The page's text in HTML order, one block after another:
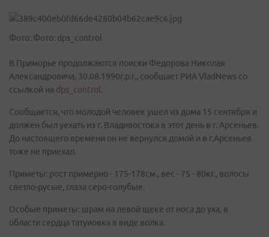
Фото: Фото: dps_control
В Приморье продолжаются поиски Федорова Николая
Александровича, 30.08.1990г.р.г., сообщает РИА VladNews со
ссылкой на dps_control .
Сообщается, что молодой человек ушел из дома 15 сентября и
должен был уехать из г. Владивостока в этот день в г. Арсеньев.
До настоящего времени он не вернулся домой и в г.Арсеньев
тоже не приехал.
Приметы: рост примерно - 175-178см., вес - 75 - 80кг., волосы
светло-русые, глаза серо-голубые.
Особые приметы: шрам на левой щеке от носа до уха, в
области сердца татуиовка в виде волка.